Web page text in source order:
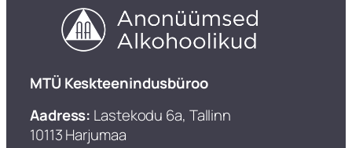
​MTÜ Keskteenindusbüroo
Aadress: Lastekodu 6a, Tallinn
10113 Harjumaa